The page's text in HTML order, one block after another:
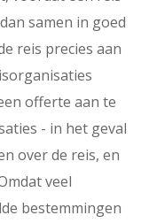
samen in goed
reis precies aan
offerte aan te
- in het geval
over de reis, en
veel
bestemmingen